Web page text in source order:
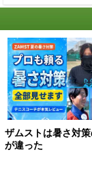
ザムストは暑さ対
が違った